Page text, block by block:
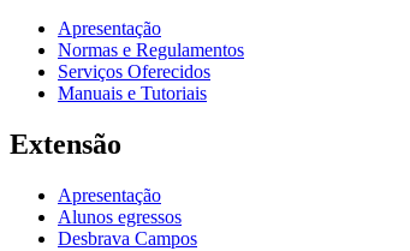
Apresentação
Normas e Regulamentos
Serviços Oferecidos
Manuais e Tutoriais
Extensão
Apresentação
Alunos egressos
Desbrava Campos